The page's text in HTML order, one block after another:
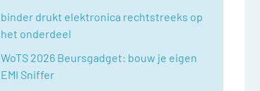
binder drukt elektronica rechtstreeks op
het onderdeel
WoTS 2026 Beursgadget: bouw je eigen
EMI Sniffer